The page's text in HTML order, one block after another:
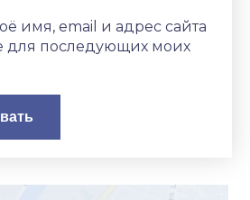
имя, email и адрес сайта
для последующих моих